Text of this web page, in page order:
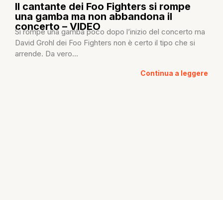
Il cantante dei Foo Fighters si rompe
una gamba ma non abbandona il
concerto – VIDEO
Si rompe una gamba poco dopo l’inizio del concerto ma
David Grohl dei Foo Fighters non è certo il tipo che si
arrende. Da vero...
Continua a leggere